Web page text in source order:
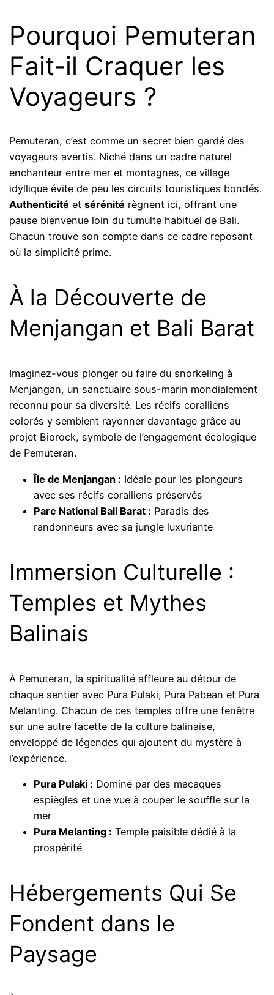
Pourquoi Pemuteran
Fait-il Craquer les
Voyageurs ?
Pemuteran, c’est comme un secret bien gardé des
voyageurs avertis. Niché dans un cadre naturel
enchanteur entre mer et montagnes, ce village
idyllique évite de peu les circuits touristiques bondés.
Authenticité etsérénité règnent ici, offrant une
pause bienvenue loin du tumulte habituel de Bali.
Chacun trouve son compte dans ce cadre reposant
où la simplicité prime.
À la Découverte de
Menjangan et Bali Barat
Imaginez-vous plonger ou faire du snorkeling à
Menjangan, un sanctuaire sous-marin mondialement
reconnu pour sa diversité. Les récifs coralliens
colorés y semblent rayonner davantage grâce au
projet Biorock, symbole de l’engagement écologique
de Pemuteran.
Île de Menjangan : Idéale pour les plongeurs
avec ses récifs coralliens préservés
Parc National Bali Barat : Paradis des
randonneurs avec sa jungle luxuriante
Immersion Culturelle :
Temples et Mythes
Balinais
À Pemuteran, la spiritualité affleure au détour de
chaque sentier avec Pura Pulaki, Pura Pabean et Pura
Melanting. Chacun de ces temples offre une fenêtre
sur une autre facette de la culture balinaise,
enveloppé de légendes qui ajoutent du mystère à
l’expérience.
Pura Pulaki : Dominé par des macaques
espiègles et une vue à couper le souffle sur la
mer
Pura Melanting : Temple paisible dédié à la
prospérité
Hébergements Qui Se
Fondent dans le
Paysage